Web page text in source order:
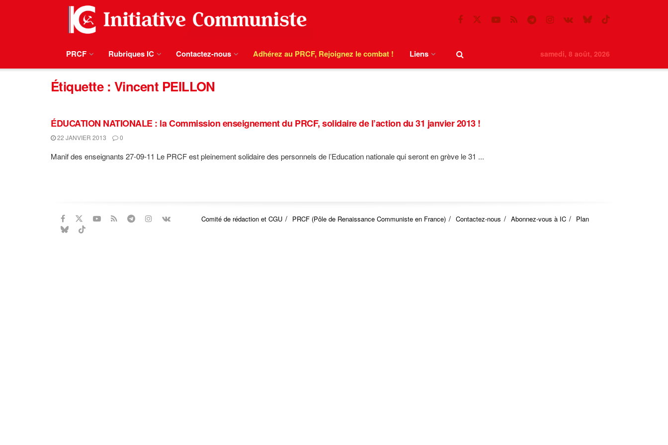
PRCF Rubriques IC Contactez-nous Adhérez au PRCF, Rejoignez le combat ! Liens samedi, 8 août, 2026
Étiquette : Vincent PEILLON
ÉDUCATION NATIONALE : la Commission enseignement du PRCF, solidaire de l’action du 31 janvier 2013 !
22 JANVIER 2013 0
Manif des enseignants 27-09-11 Le PRCF est pleinement solidaire des personnels de l’Education nationale qui seront en grève le 31 ...
Comité de rédaction et CGU PRCF (Pôle de Renaissance Communiste en France) Contactez-nous Abonnez-vous à IC Plan